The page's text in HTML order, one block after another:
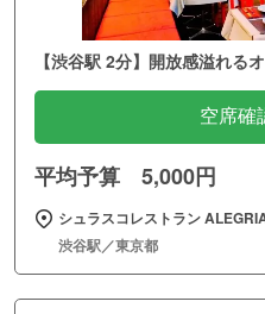
【渋谷駅 2分】開放感溢れる
空席確
平均予算 5,000円
シュラスコレストラン
渋谷駅／東京都